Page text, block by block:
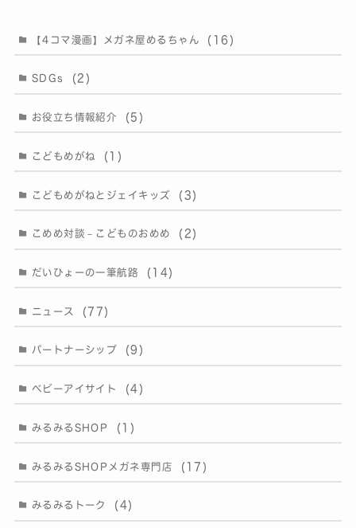
【4コマ漫画】メガネ屋めるちゃん (16)
SDGs (2)
お役立ち情報紹介 (5)
こどもめがね (1)
こどもめがねとジェイキッズ (3)
こめめ対談－こどものおめめ (2)
だいひょーの一筆航路 (14)
ニュース (77)
パートナーシップ (9)
ベビーアイサイト (4)
みるみるSHOP (1)
みるみるSHOPメガネ専門店 (17)
みるみるトーク (4)